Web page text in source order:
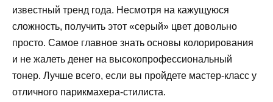
известный тренд года. Несмотря на кажущуюся
сложность, получить этот «серый» цвет довольно
просто. Самое главное знать основы колорирования
и не жалеть денег на высокопрофессиональный
тонер. Лучше всего, если вы пройдете мастер-класс у
отличного парикмахера-стилиста.